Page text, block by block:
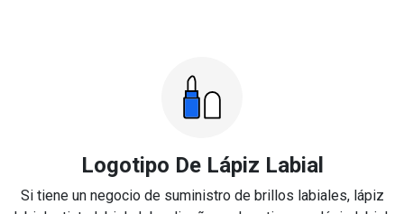
Logotipo De Lápiz Labial
Si tiene un negocio de suministro de brillos labiales, lápiz